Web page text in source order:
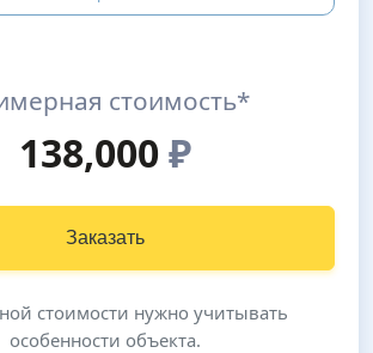
стоимость*
138,000₽
Заказать
стоимости нужно учитывать
особенности объекта.